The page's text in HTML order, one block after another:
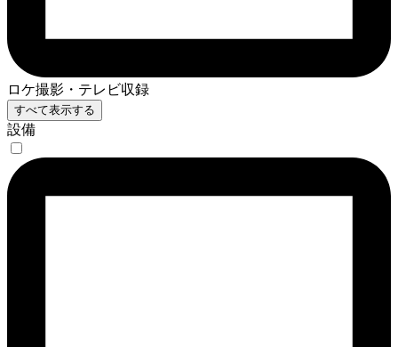
ロケ撮影・テレビ収録
すべて表示する
設備